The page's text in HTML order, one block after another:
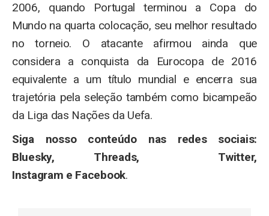
2006, quando Portugal terminou a Copa do
Mundo na quarta colocação, seu melhor resultado
no torneio. O atacante afirmou ainda que
considera a conquista da Eurocopa de 2016
equivalente a um título mundial e encerra sua
trajetória pela seleção também como bicampeão
da Liga das Nações da Uefa.
Siga nosso conteúdo nas redes sociais:
Bluesky, Threads, Twitter,
Instagram e Facebook.